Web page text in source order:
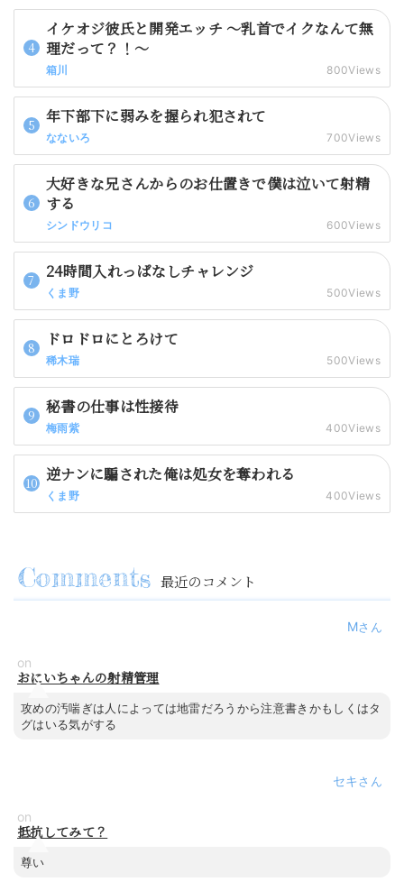
イケオジ彼氏と開発エッチ 〜乳首でイクなんて無
理だって？！〜
箱川 800Views
年下部下に弱みを握られ犯されて
なないろ 700Views
大好きな兄さんからのお仕置きで僕は泣いて射精
する
シンドウリコ 600Views
24時間入れっぱなしチャレンジ
くま野 500Views
ドロドロにとろけて
稀木瑞 500Views
秘書の仕事は性接待
梅雨紫 400Views
逆ナンに騙された俺は処女を奪われる
くま野 400Views
最近のコメント
M
on
おにいちゃんの射精管理
攻めの汚喘ぎは人によっては地雷だろうから注意書きかもしくはタ
グはいる気がする
セキ
on
抵抗してみて？
尊い